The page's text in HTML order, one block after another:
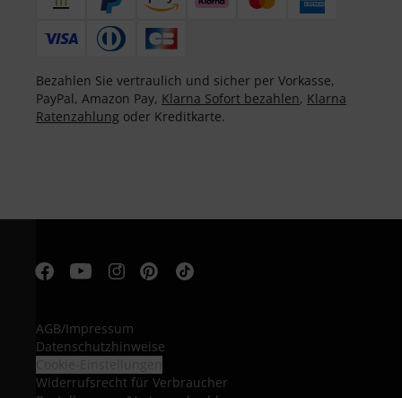
Bezahlen Sie vertraulich und sicher per Vorkasse,
PayPal, Amazon Pay, Klarna Sofort bezahlen, Klarna
Ratenzahlung oder Kreditkarte.
AGB/Impressum
Datenschutzhinweise
Widerrufsrecht für Verbraucher